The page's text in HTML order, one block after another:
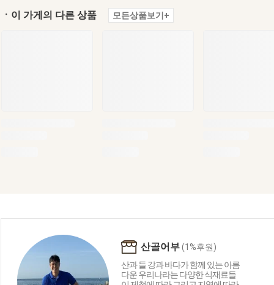
ㆍ이 가게의 다른 상품 모든상품보기+
산골어부(1%후원)
산과 들 강과 바다가 함께 있는 아름
다운 우리나라는 다양한 식재료들